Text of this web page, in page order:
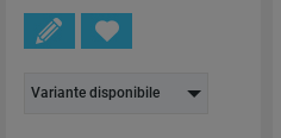
Variante disponibile